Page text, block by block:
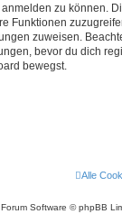
zu können.
Funktionen
zuweisen.
bevor du dich
bewegst.
Alle
Software © phpBB